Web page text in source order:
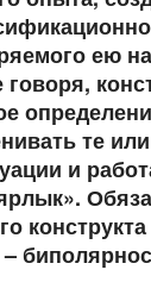
ею
те
и